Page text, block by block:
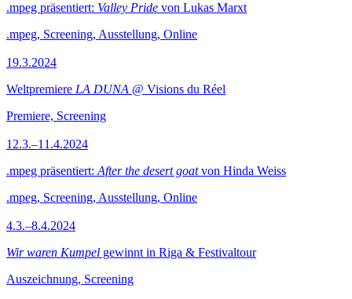
.mpeg präsentiert: Valley Pride von Lukas Marxt
.mpeg, Screening, Ausstellung, Online
19.3.2024
Weltpremiere LA DUNA @ Visions du Réel
Premiere, Screening
12.3.–11.4.2024
.mpeg präsentiert: After the desert goatvon Hinda Weiss
.mpeg, Screening, Ausstellung, Online
4.3.–8.4.2024
Wir waren Kumpel gewinnt in Riga & Festivaltour
Auszeichnung, Screening